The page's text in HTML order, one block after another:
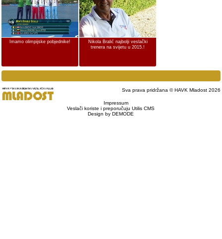
Imamo olimpijske pobjednike!
Nikola Bralić najbolji veslački
trenera na svijetu u 2015.!
Sva prava pridržana © HAVK Mladost 2026
Impressum
Veslači koriste i preporučuju Utilis CMS
Design by DEMODE